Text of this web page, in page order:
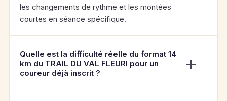
les changements de rythme et les montées
courtes en séance spécifique.
Quelle est la difficulté réelle du format 14
km du TRAIL DU VAL FLEURI pour un
coureur déjà inscrit ?